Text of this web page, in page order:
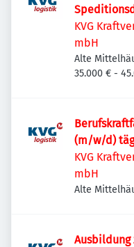
KVG
mbH
Alte
Deutschland
35.000 € -
(m/w/d)
KVG
mbH
Alte
Ausbildung